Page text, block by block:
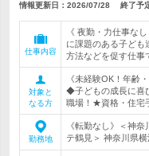
情報更新日：2026/07/28 終了予
仕事内容
《 夜勤・力仕事な
に課題のある子ども
方法などを促す仕事
対象と
なる方
《未経験OK！年齢
◆子どもの成長に喜
職場！★資格・住宅
勤務地
《転勤なし》＜神
テ鶴見＞ 神奈川県